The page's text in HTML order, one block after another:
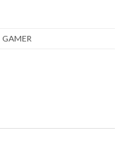
GAMER